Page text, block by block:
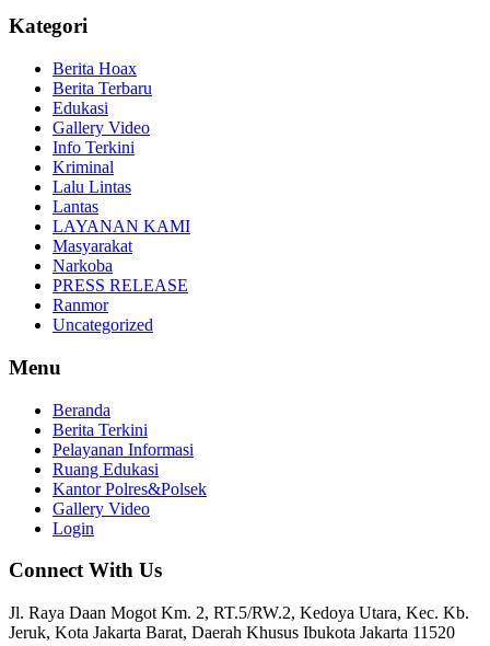
Kategori
Berita Hoax
Berita Terbaru
Edukasi
Gallery Video
Info Terkini
Kriminal
Lalu Lintas
Lantas
LAYANAN KAMI
Masyarakat
Narkoba
PRESS RELEASE
Ranmor
Uncategorized
Menu
Beranda
Berita Terkini
Pelayanan Informasi
Ruang Edukasi
Kantor Polres&Polsek
Gallery Video
Login
Connect With Us
Jl. Raya Daan Mogot Km. 2, RT.5/RW.2, Kedoya Utara, Kec. Kb.
Jeruk, Kota Jakarta Barat, Daerah Khusus Ibukota Jakarta 11520